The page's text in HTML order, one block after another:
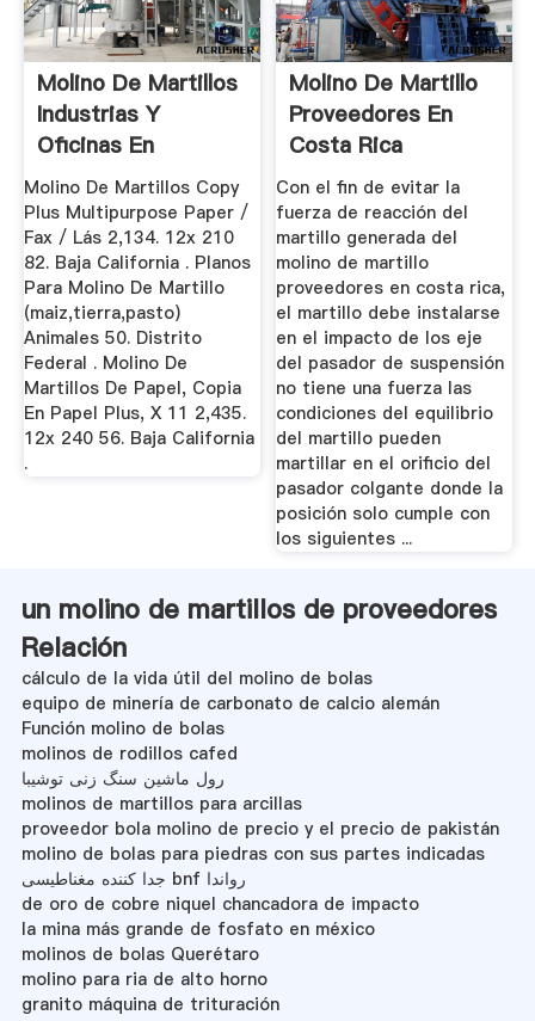
Molino De Martillos
Industrias Y
Oficinas En
Mercado ...
Molino De Martillos Copy
Plus Multipurpose Paper /
Fax / Lás 2,134. 12x 210
82. Baja California . Planos
Para Molino De Martillo
(maiz,tierra,pasto)
Animales 50. Distrito
Federal . Molino De
Martillos De Papel, Copia
En Papel Plus, X 11 2,435.
12x 240 56. Baja California
.
Molino De Martillo
Proveedores En
Costa Rica
Con el fin de evitar la
fuerza de reacción del
martillo generada del
molino de martillo
proveedores en costa rica,
el martillo debe instalarse
en el impacto de los eje
del pasador de suspensión
no tiene una fuerza las
condiciones del equilibrio
del martillo pueden
martillar en el orificio del
pasador colgante donde la
posición solo cumple con
los siguientes ...
un molino de martillos de proveedores
Relación
cálculo de la vida útil del molino de bolas
equipo de minería de carbonato de calcio alemán
Función molino de bolas
molinos de rodillos cafed
رول ماشین سنگ زنی توشیبا
molinos de martillos para arcillas
proveedor bola molino de precio y el precio de pakistán
molino de bolas para piedras con sus partes indicadas
جدا کننده مغناطیسی bnf رواندا
de oro de cobre niquel chancadora de impacto
la mina más grande de fosfato en méxico
molinos de bolas Querétaro
molino para ria de alto horno
granito máquina de trituración